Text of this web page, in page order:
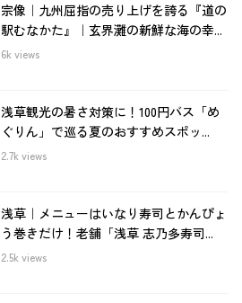
宗像｜九州屈指の売り上げを誇る『道の
駅むなかた』｜玄界灘の新鮮な海の幸...
6k views
浅草観光の暑さ対策に！100円バス「め
ぐりん」で巡る夏のおすすめスポッ...
2.7k views
浅草｜メニューはいなり寿司とかんぴょ
う巻きだけ！老舗「浅草 志乃多寿司...
2.5k views